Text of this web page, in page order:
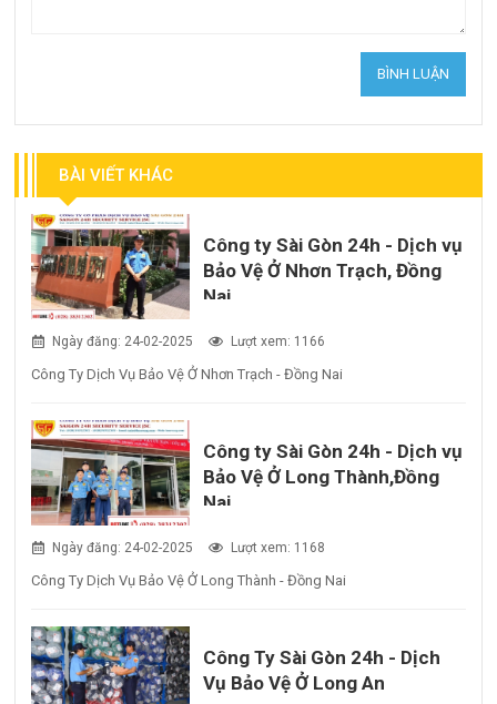
BÀI VIẾT KHÁC
Công ty Sài Gòn 24h - Dịch vụ
Bảo Vệ Ở Nhơn Trạch, Đồng
Nai
Ngày đăng: 24-02-2025 Lượt xem: 1166
Công Ty Dịch Vụ Bảo Vệ Ở Nhơn Trạch - Đồng Nai
Công ty Sài Gòn 24h - Dịch vụ
Bảo Vệ Ở Long Thành,Đồng
Nai
Ngày đăng: 24-02-2025 Lượt xem: 1168
Công Ty Dịch Vụ Bảo Vệ Ở Long Thành - Đồng Nai
Công Ty Sài Gòn 24h - Dịch
Vụ Bảo Vệ Ở Long An